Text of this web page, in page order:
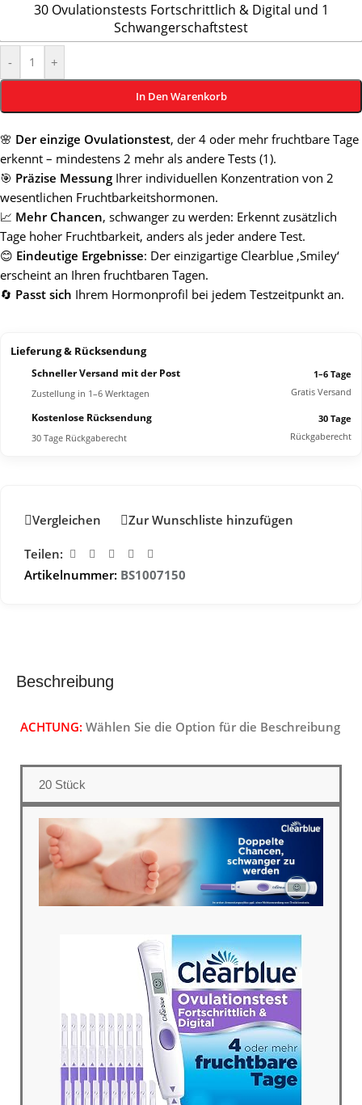
30 Ovulationstests Fortschrittlich & Digital und 1
Schwangerschaftstest
- +
In Den Warenkorb
🌸 Der einzige Ovulationstest, der 4 oder mehr fruchtbare Tage
erkennt – mindestens 2 mehr als andere Tests (1).
🎯 Präzise Messung Ihrer individuellen Konzentration von 2
wesentlichen Fruchtbarkeitshormonen.
📈 Mehr Chancen, schwanger zu werden: Erkennt zusätzlich
Tage hoher Fruchtbarkeit, anders als jeder andere Test.
😊 Eindeutige Ergebnisse: Der einzigartige Clearblue ‚Smiley‘
erscheint an Ihren fruchtbaren Tagen.
🔄 Passt sich Ihrem Hormonprofil bei jedem Testzeitpunkt an.
Lieferung & Rücksendung
Schneller Versand mit der Post
Zustellung in 1–6 Werktagen
1–6 Tage
Gratis Versand
Kostenlose Rücksendung
30 Tage Rückgaberecht
30 Tage
Rückgaberecht
Vergleichen Zur Wunschliste hinzufügen
Teilen:
Artikelnummer: BS1007150
Beschreibung
ACHTUNG: Wählen Sie die Option für die Beschreibung
20 Stück